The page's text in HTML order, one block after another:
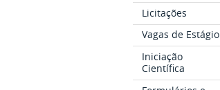
Licitações
Vagas de Estágio
Iniciação
Científica